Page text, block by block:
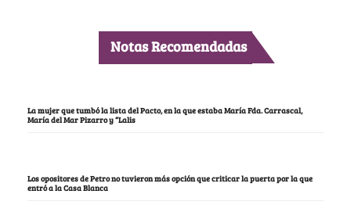
Notas Recomendadas
La mujer que tumbó la lista del Pacto, en la que estaba María Fda. Carrascal,
María del Mar Pizarro y “Lalis
Los opositores de Petro no tuvieron más opción que criticar la puerta por la que
entró a la Casa Blanca